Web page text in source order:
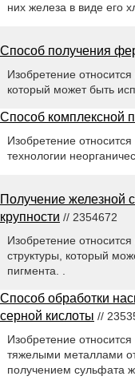
них железа в виде его
Способ получения
Изобретение
который может быть
Способ комплексной
Изобретение
технологии
Получение железной
крупности // 2354672
Изобретение
структуры, который
пигмента. .
Способ обработки
серной кислоты //
Изобретение
тяжелыми металлами
получением сульфата